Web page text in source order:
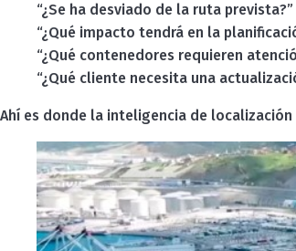
“¿Se ha desviado de la ruta prevista?”
“¿Qué impacto tendrá en la
“¿Qué contenedores requieren
“¿Qué cliente necesita una
Ahí es donde la inteligencia de